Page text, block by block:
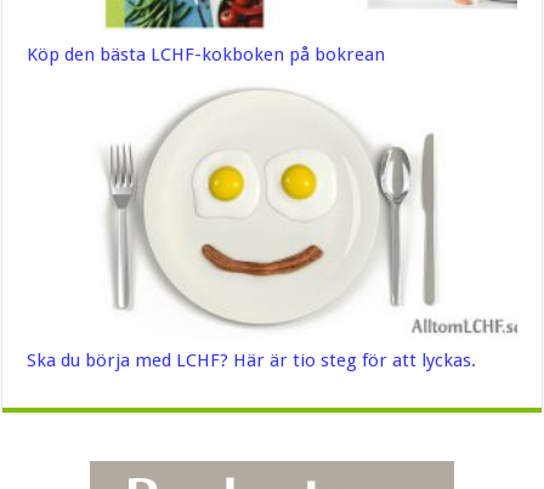
Köp den bästa LCHF-kokboken på bokrean
Ska du börja med LCHF? Här är tio steg för att lyckas.